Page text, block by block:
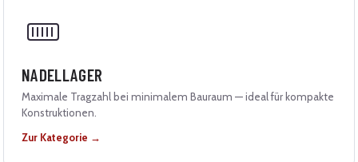
NADELLAGER
Maximale Tragzahl bei minimalem Bauraum — ideal für kompakte
Konstruktionen.
Zur Kategorie →